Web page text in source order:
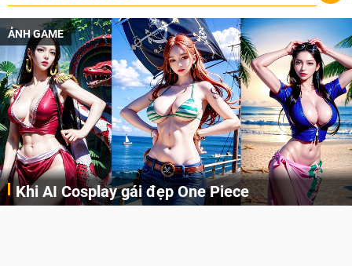
ẢNH GAME
Khi AI Cosplay gái đẹp One Piece